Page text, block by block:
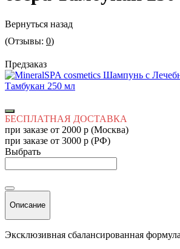
Вернуться назад
(Отзывы: 0)
Предзаказ
БЕСПЛАТНАЯ ДОСТАВКА
при заказе от 2000 р (Москва)
при заказе от 3000 р (РФ)
Выбрать
Описание
Эксклюзивная сбалансированная